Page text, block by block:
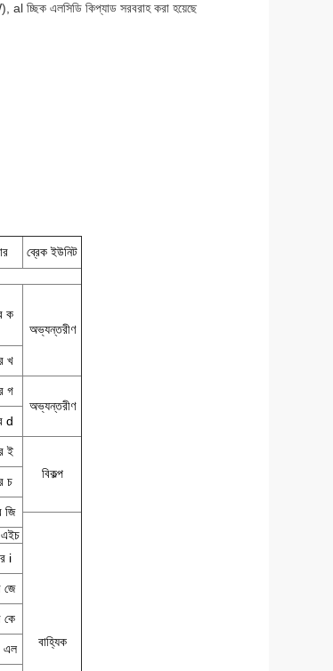
al চ্ছিক এলসিডি কিপ্যাড সরবরাহ করা হয়েছে
ব্রেক ইউনিট
ক
অভ্যন্তরীণ
খ
গ
অভ্যন্তরীণ
d
ই
বিকল্প
চ
জি
বাহ্যিক
i
জে
কে
এল